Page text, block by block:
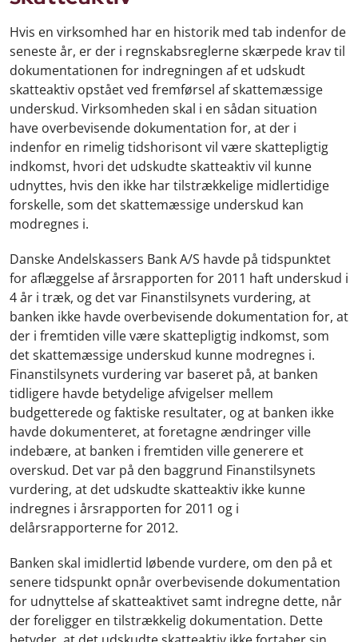
Hvis en virksomhed har en historik med tab indenfor de
seneste år, er der i regnskabsreglerne skærpede krav til
dokumentationen for indregningen af et udskudt
skatteaktiv opstået ved fremførsel af skattemæssige
underskud. Virksomheden skal i en sådan situation
have overbevisende dokumentation for, at der i
indenfor en rimelig tidshorisont vil være skattepligtig
indkomst, hvori det udskudte skatteaktiv vil kunne
udnyttes, hvis den ikke har tilstrækkelige midlertidige
forskelle, som det skattemæssige underskud kan
modregnes i.
Danske Andelskassers Bank A/S havde på tidspunktet
for aflæggelse af årsrapporten for 2011 haft underskud i
4 år i træk, og det var Finanstilsynets vurdering, at
banken ikke havde overbevisende dokumentation for, at
der i fremtiden ville være skattepligtig indkomst, som
det skattemæssige underskud kunne modregnes i.
Finanstilsynets vurdering var baseret på, at banken
tidligere havde betydelige afvigelser mellem
budgetterede og faktiske resultater, og at banken ikke
havde dokumenteret, at foretagne ændringer ville
indebære, at banken i fremtiden ville generere et
overskud. Det var på den baggrund Finanstilsynets
vurdering, at det udskudte skatteaktiv ikke kunne
indregnes i årsrapporten for 2011 og i
delårsrapporterne for 2012.
Banken skal imidlertid løbende vurdere, om den på et
senere tidspunkt opnår overbevisende dokumentation
for udnyttelse af skatteaktivet samt indregne dette, når
der foreligger en tilstrækkelig dokumentation. Dette